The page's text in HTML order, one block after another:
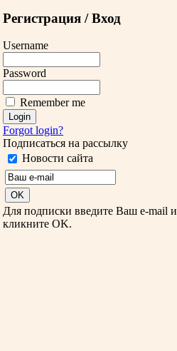
Регистрация / Вход
Username
Password
Remember me
Forgot login?
Подписаться на рассылку
Новости сайта
Для подписки введите Ваш e-mail и
кликните OK.